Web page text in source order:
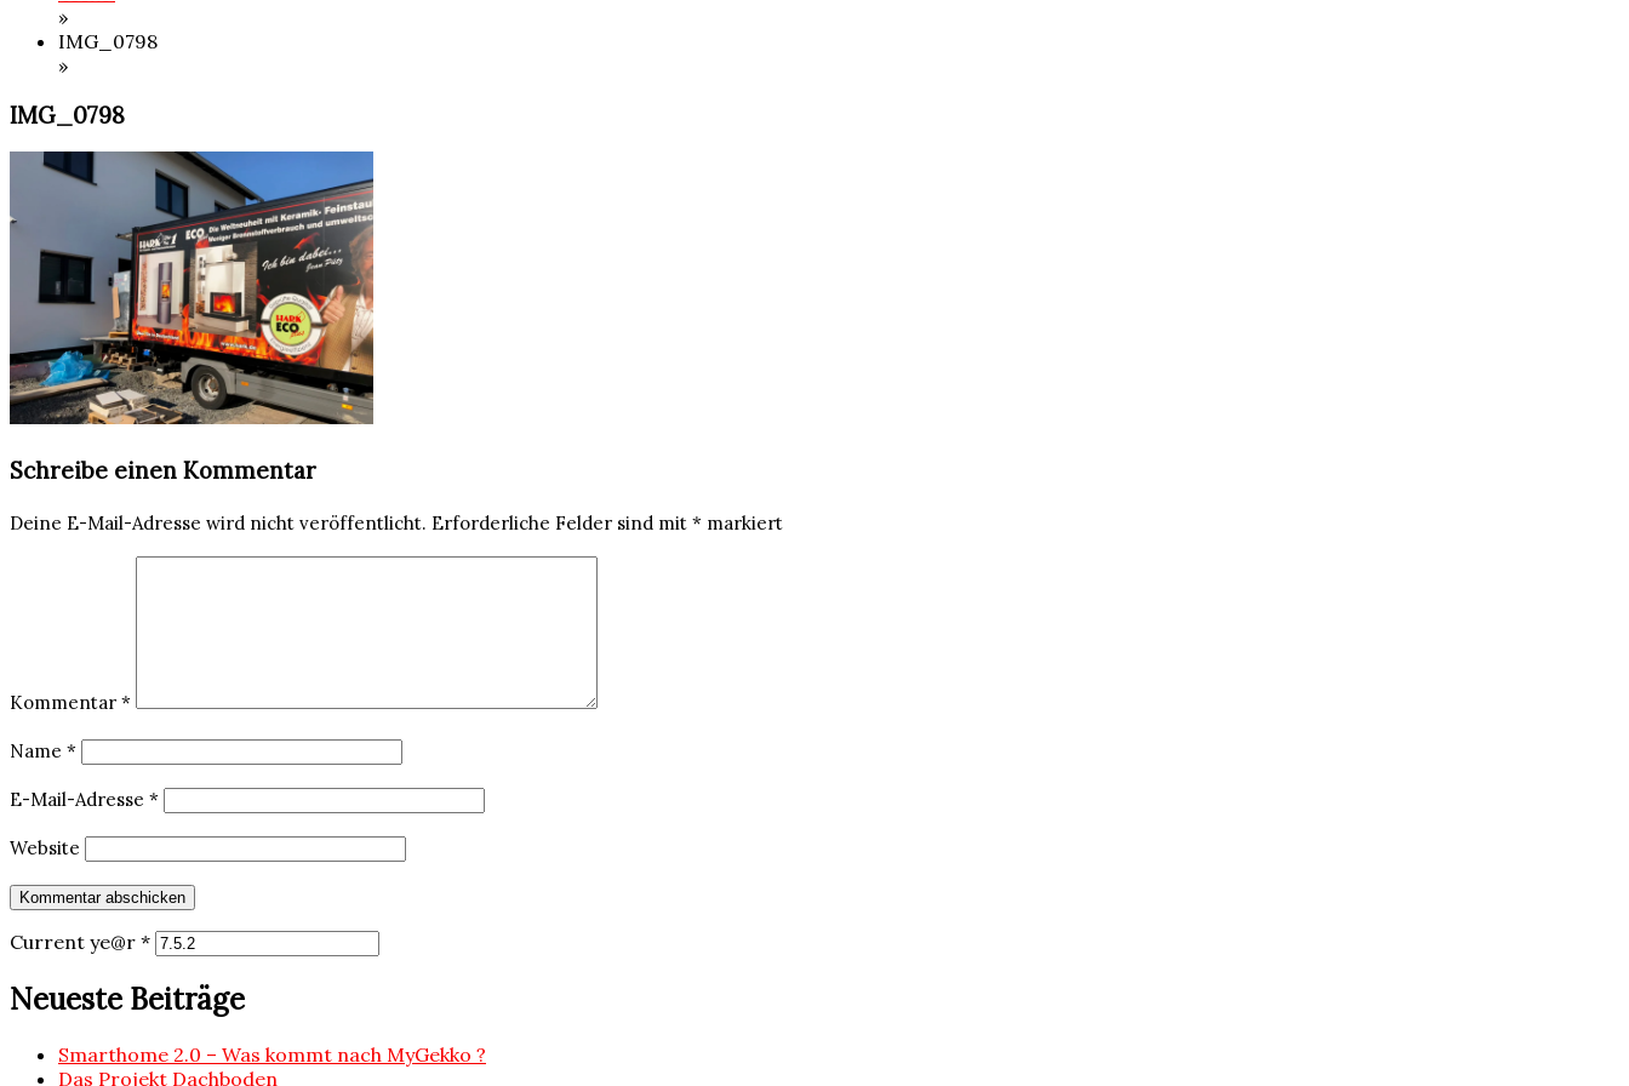
»
IMG_0798
»
IMG_0798
Schreibe einen Kommentar
Deine E-Mail-Adresse wird nicht veröffentlicht. Erforderliche Felder sind mit * markiert
Kommentar *
Name *
E-Mail-Adresse *
Website
Current ye@r *
Neueste Beiträge
Smarthome 2.0 – Was kommt nach MyGekko ?
Das Projekt Dachboden